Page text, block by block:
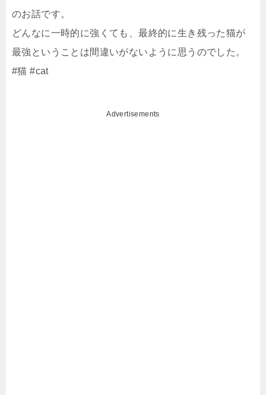
のお話です。
どんなに一時的に強くても、最終的に生き残った猫が
最強ということは間違いがないように思うのでした。
#猫 #cat
Advertisements